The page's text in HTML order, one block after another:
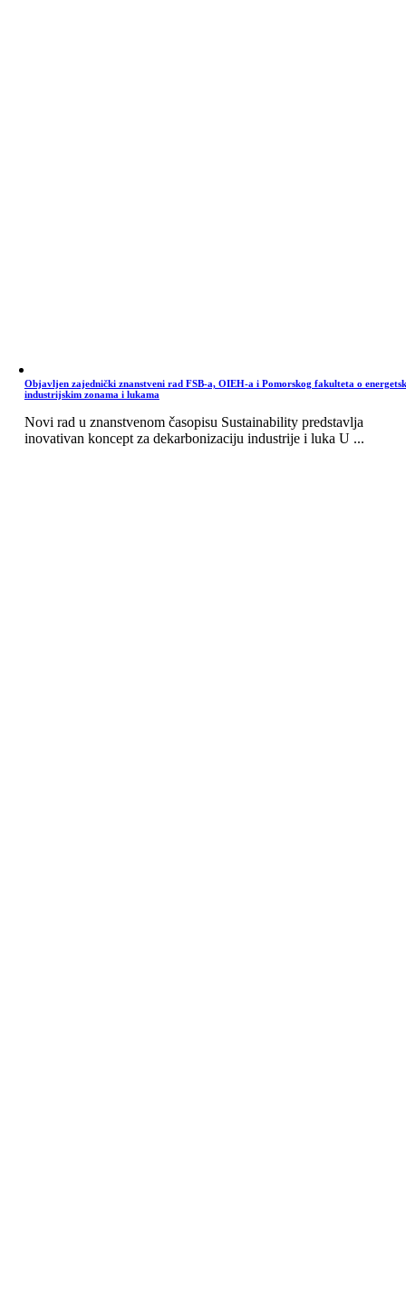
Objavljen zajednički znanstveni rad FSB-a, OIEH-a i Pomorskog fakulteta o
industrijskim zonama i lukama
Novi rad u znanstvenom časopisu Sustainability predstavlja
inovativan koncept za dekarbonizaciju industrije i luka U ...